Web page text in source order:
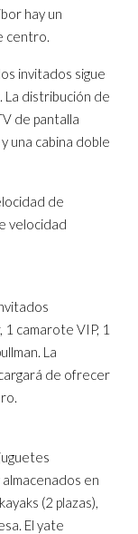
hay un
centro.
invitados sigue
La distribución de
de pantalla
una cabina doble
de
velocidad
camarote VIP, 1
La
de ofrecer
en
(2 plazas),
El yate